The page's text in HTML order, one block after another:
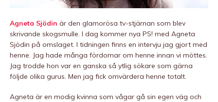
Agneta Sjödin är den glamorösa tv-stjärnan som blev
skrivande skogsmulle. I dag kommer nya PS! med Agneta
Sjödin på omslaget. I tidningen finns en intervju jag gjort med
henne. Jag hade många fördomar om henne innan vi möttes.
Jag trodde hon var en ganska så ytlig sökare som gärna
följde olika gurus. Men jag fick omvärdera henne totalt.
Agneta är en modig kvinna som vågar gå sin egen väg och